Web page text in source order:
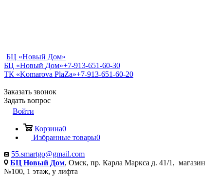
БЦ «Новый Дом»
БЦ «Новый Дом»+7-913-651-60-30
ТК «Komarova PlaZa»+7-913-651-60-20
Заказать звонок
Задать вопрос
Войти
Корзина0
Избранные товары0
55.smartgo@gmail.com
БЦ Новый Дом, Омск, пр. Карла Маркса д. 41/1, магазин
№100, 1 этаж, у лифта